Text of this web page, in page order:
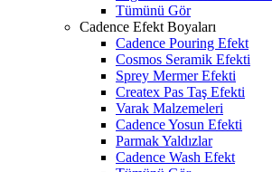
Tümünü Gör
Cadence Efekt Boyaları
Cadence Pouring Efekt
Cosmos Seramik Efekti
Sprey Mermer Efekti
Createx Pas Taş Efekti
Varak Malzemeleri
Cadence Yosun Efekti
Parmak Yaldızlar
Cadence Wash Efekt